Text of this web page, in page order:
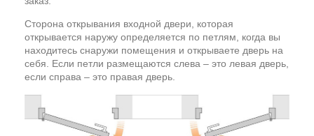
Сторона открывания входной двери, которая
открывается наружу определяется по петлям, когда вы
находитесь снаружи помещения и открываете дверь на
себя. Если петли размещаются слева – это левая дверь,
если справа – это правая дверь.